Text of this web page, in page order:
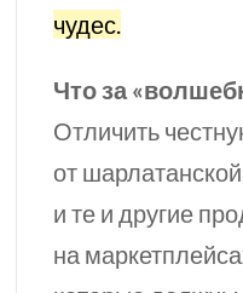
чудес.
Что за
Отличить
от
и те и другие
на